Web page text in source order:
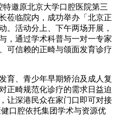
邀原北京大学口腔医院第三
莅临院内，成功举办「北京正
。活动分上、下午两场开展，
，通过学术科普与一对一专家
可信赖的正畸与颌面发育诊疗
、青少年早期矫治及成人复
正畸规范化诊疗的需求日益迫
让深港民众在家门口即可对接
口腔依托集团学术与资源优